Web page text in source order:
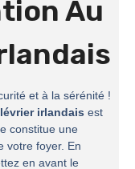
Au
et à la sérénité !
irlandais est
constitue une
votre foyer. En
en avant le